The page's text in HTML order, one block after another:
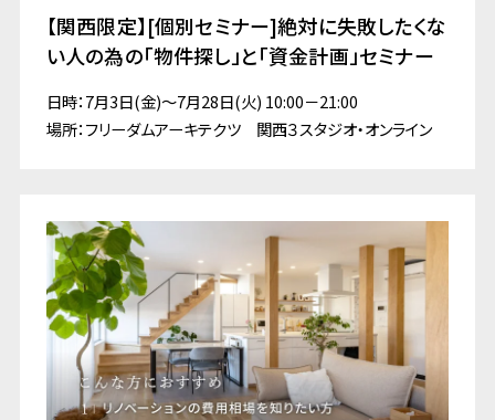
【関西限定】[個別セミナー]絶対に失敗したくな
い人の為の「物件探し」と「資金計画」セミナー
日時：7月3日(金)～7月28日(火) 10:00－21:00
場所：フリーダムアーキテクツ 関西３スタジオ・オンライン